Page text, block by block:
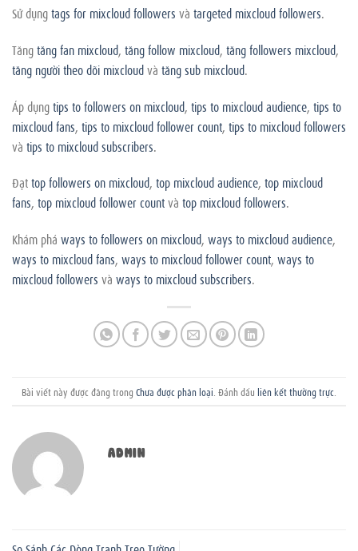
Sử dụngtags for mixcloud followers và targeted mixcloud followers.
Tăngtăng fan mixcloud, tăng follow mixcloud, tăng followers mixcloud,
tăng người theo dõi mixcloudvà tăng sub mixcloud.
Áp dụngtips to followers on mixcloud, tips to mixcloud audience, tips to
mixcloud fans, tips to mixcloud follower count, tips to mixcloud followers
và tips to mixcloud subscribers.
Đạttop followers on mixcloud, top mixcloud audience, top mixcloud
fans, top mixcloud follower countvà top mixcloud followers.
Khám phá ways to followers on mixcloud, ways to mixcloud audience,
ways to mixcloud fans, ways to mixcloud follower count, ways to
mixcloud followers và ways to mixcloud subscribers.
Bài viết này được đăng trong Chưa được phân loại . Đánh dấu liên kết thường trực
ADMIN